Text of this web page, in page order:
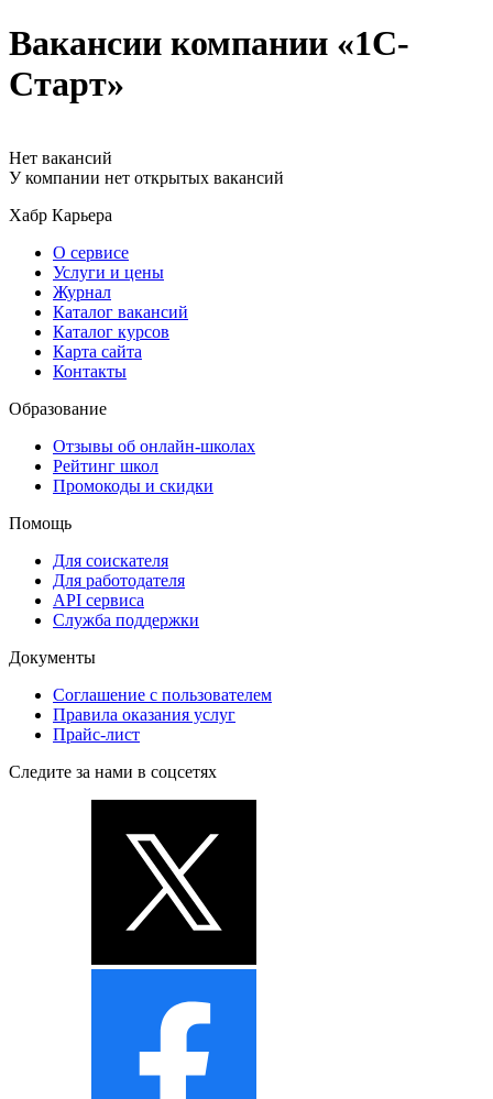
Вакансии компании «1С-
Старт»
Нет вакансий
У компании нет открытых вакансий
Хабр Карьера
О сервисе
Услуги и цены
Журнал
Каталог вакансий
Каталог курсов
Карта сайта
Контакты
Образование
Отзывы об онлайн-школах
Рейтинг школ
Промокоды и скидки
Помощь
Для соискателя
Для работодателя
API сервиса
Служба поддержки
Документы
Соглашение с пользователем
Правила оказания услуг
Прайс-лист
Следите за нами в соцсетях